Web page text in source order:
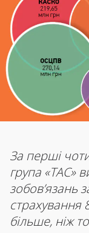
За перші
група «ТАС»
зобов’язань
страхування
більше, ніж